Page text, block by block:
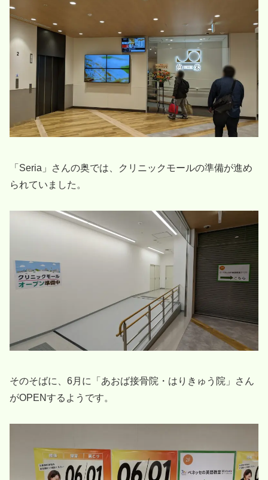
「Seria」さんの奥では、クリニックモールの準備が進め
られていました。
そのそばに、6月に「あおば接骨院・はりきゅう院」さん
がOPENするようです。